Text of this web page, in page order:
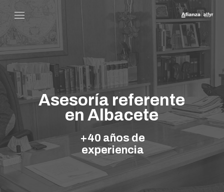
Asesoría referente
en Albacete
+40 años de
experiencia